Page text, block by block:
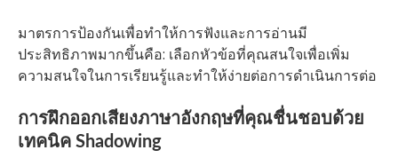
มาตรการป้องกันเพื่อทำให้การฟังและการอ่านมี
ประสิทธิภาพมากขึ้นคือ: เลือกหัวข้อที่คุณสนใจเพื่อเพิ่ม
ความสนใจในการเรียนรู้และทำให้ง่ายต่อการดำเนินการต่อ
การฝึกออกเสียงภาษาอังกฤษที่คุณชื่นชอบด้วย
เทคนิค Shadowing